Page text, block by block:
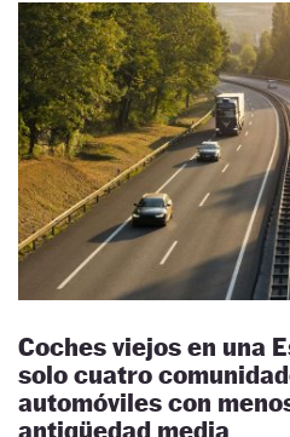
Coches viejos en una
solo cuatro
automóviles con
antigüedad media